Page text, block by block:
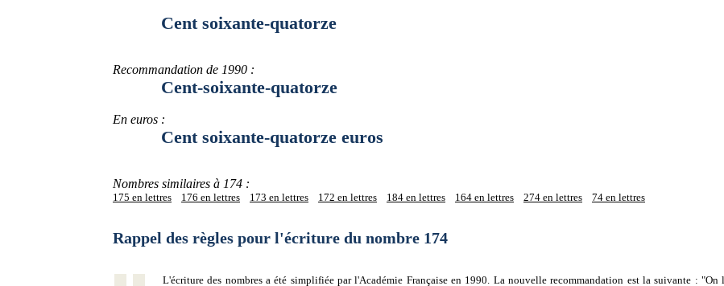
Cent soixante-quatorze
Recommandation de 1990 :
Cent-soixante-quatorze
En euros :
Cent soixante-quatorze euros
Nombres similaires à 174 :
175 en lettres 176 en lettres 173 en lettres 172 en lettres 184 en lettres 164 en lettres 274 en lettres 74 en lettres
Rappel des règles pour l'écriture du nombre 174
L'écriture des nombres a été simplifiée par l'Académie Française en 1990. La nouvelle recommandation est la suivante :